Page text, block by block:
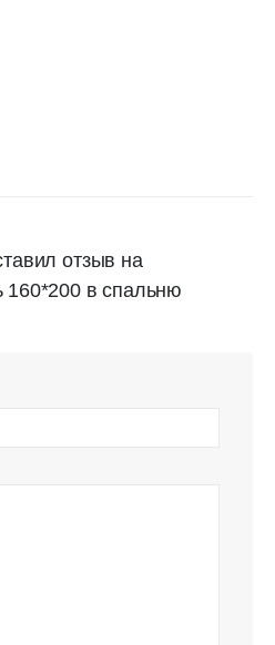
отзыв на
160*200 в спальню